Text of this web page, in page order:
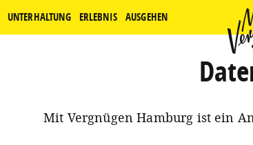
UNTERHALTUNG ERLEBNIS AUSGEHEN
Mit Vergnügen Hamburg ist ein